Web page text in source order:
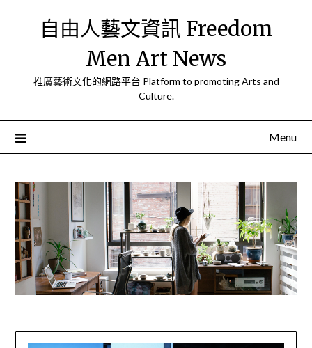
自由人藝文資訊 Freedom
Men Art News
推廣藝術文化的網路平台 Platform to promoting Arts and
Culture.
Menu